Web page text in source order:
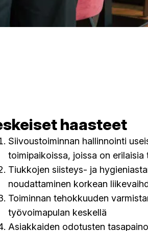
haasteet
Siivoustoiminnan hallinnointi
toimipaikoissa, joissa on erilaisia
Tiukkojen siisteys- ja
noudattaminen korkean
Toiminnan tehokkuuden
työvoimapulan keskellä
Asiakkaiden odotusten